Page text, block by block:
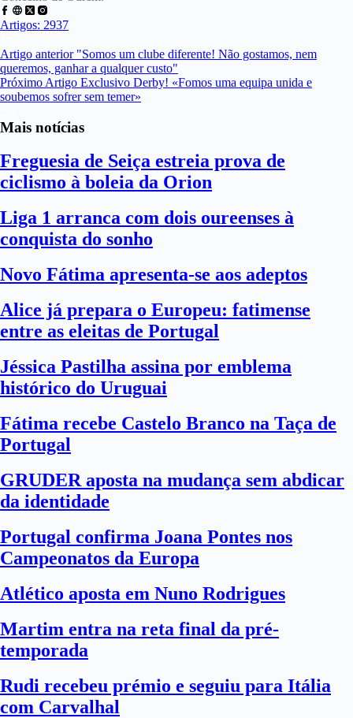
Artigos: 2937
Artigo anterior "Somos um clube diferente! Não gostamos, nem
queremos, ganhar a qualquer custo"
Próximo Artigo Exclusivo Derby! «Fomos uma equipa unida e
soubemos sofrer sem temer»
Mais notícias
Freguesia de Seiça estreia prova de
ciclismo à boleia da Orion
Liga 1 arranca com dois oureenses à
conquista do sonho
Novo Fátima apresenta-se aos adeptos
Alice já prepara o Europeu: fatimense
entre as eleitas de Portugal
Jéssica Pastilha assina por emblema
histórico do Uruguai
Fátima recebe Castelo Branco na Taça de
Portugal
GRUDER aposta na mudança sem abdicar
da identidade
Portugal confirma Joana Pontes nos
Campeonatos da Europa
Atlético aposta em Nuno Rodrigues
Martim entra na reta final da pré-
temporada
Rudi recebeu prémio e seguiu para Itália
com Carvalhal